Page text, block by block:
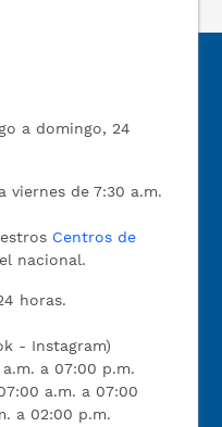
a domingo, 24
viernes de 7:30 a.m.
Centros de
nacional.
horas.
- Instagram)
a 07:00 p.m.
a.m. a 07:00
a 02:00 p.m.